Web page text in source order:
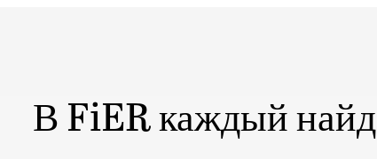
В FiER каждый